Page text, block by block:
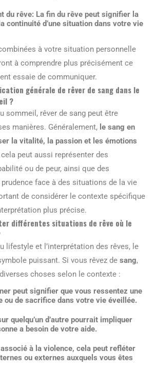
du rêve: La fin du rêve peut signifier la
continuité d’une situation dans votre vie
à votre situation personnelle
à comprendre plus précisément ce
essaie de communiquer.
générale de rêver de sang dans le
?
sommeil, rêver de sang peut être
manières. Généralement, le sang en
la vitalité, la passion et les émotions
cela peut aussi représenter des
ou de peur, ainsi que des
face à des situations de la vie
de considérer le contexte spécifique
plus précise.
différentes situations de rêve où le
lifestyle et l’interprétation des rêves, le
puissant. Si vous rêvez de sang,
choses selon le contexte :
peut signifier que vous ressentez une
ou de sacrifice dans votre vie éveillée.
quelqu’un d’autre pourrait impliquer
a besoin de votre aide.
à la violence, cela peut refléter
ou externes auxquels vous êtes